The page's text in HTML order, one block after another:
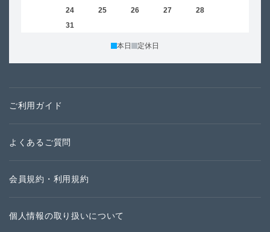
24 25 26 27 28
31
本日 定休日
ご利用ガイド
よくあるご質問
会員規約・利用規約
個人情報の取り扱いについて